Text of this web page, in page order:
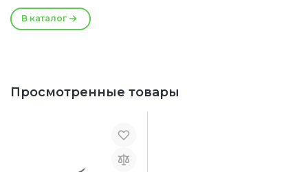
В каталог
Просмотренные товары